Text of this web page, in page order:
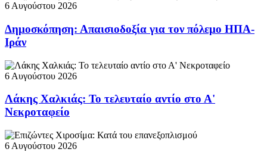
6 Αυγούστου 2026
Δημοσκόπηση: Απαισιοδοξία για τον πόλεμο ΗΠΑ-
Ιράν
6 Αυγούστου 2026
Λάκης Χαλκιάς: Το τελευταίο αντίο στο Α'
Νεκροταφείο
6 Αυγούστου 2026